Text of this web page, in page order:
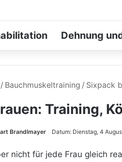
Dehnung
/ Bauchmuskeltraining / Sixpack
Training,
Brandlmayer Datum: Dienstag, 4
nicht für jede Frau gleich